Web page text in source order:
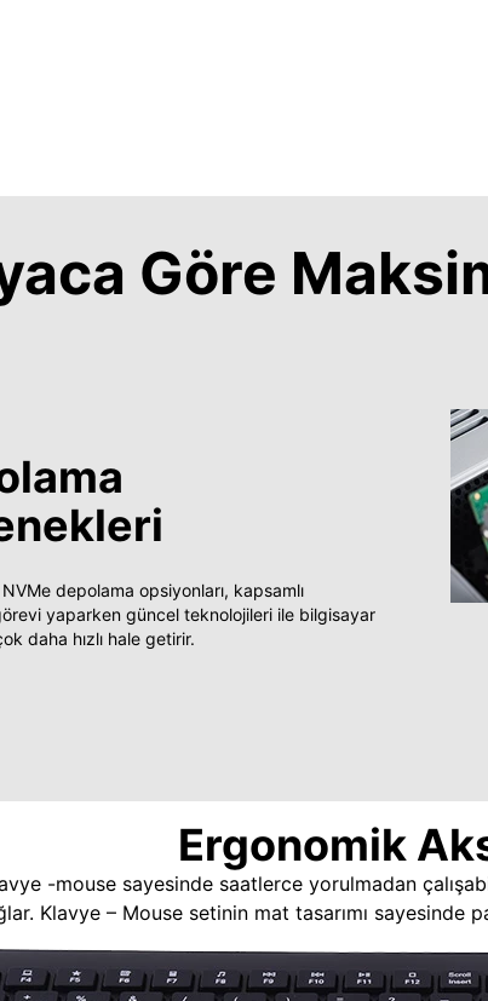
Göre
depolama opsiyonları, kapsamlı
yaparken güncel teknolojileri ile bilgisayar
daha hızlı hale getirir.
Ergonomik
-mouse sayesinde saatlerce yorulmadan
Klavye – Mouse setinin mat tasarımı sayesinde